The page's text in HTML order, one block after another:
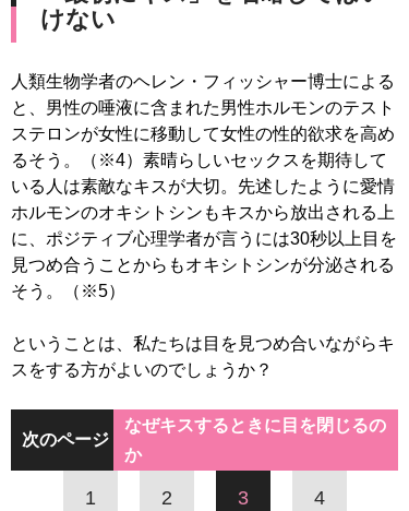
けない
人類生物学者のヘレン・フィッシャー博士による
と、男性の唾液に含まれた男性ホルモンのテスト
ステロンが女性に移動して女性の性的欲求を高め
るそう。（※4）素晴らしいセックスを期待して
いる人は素敵なキスが大切。先述したように愛情
ホルモンのオキシトシンもキスから放出される上
に、ポジティブ心理学者が言うには30秒以上目を
見つめ合うことからもオキシトシンが分泌される
そう。（※5）
ということは、私たちは目を見つめ合いながらキ
スをする方がよいのでしょうか？
次のページ
なぜキスするときに目を閉じるの
か
1 2 3 4